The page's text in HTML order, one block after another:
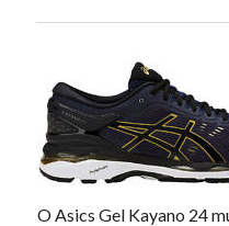
O Asics Gel Kayano 24